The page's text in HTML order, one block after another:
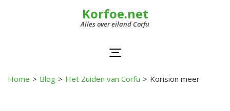
Korfoe.net
Alles over eiland Corfu
Home > Blog > Het Zuiden van Corfu > Korision meer